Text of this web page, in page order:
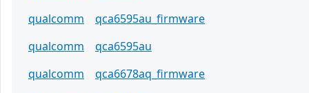
qualcomm
qca6595au_firmware
qualcomm
qca6595au
qualcomm
qca6678aq_firmware